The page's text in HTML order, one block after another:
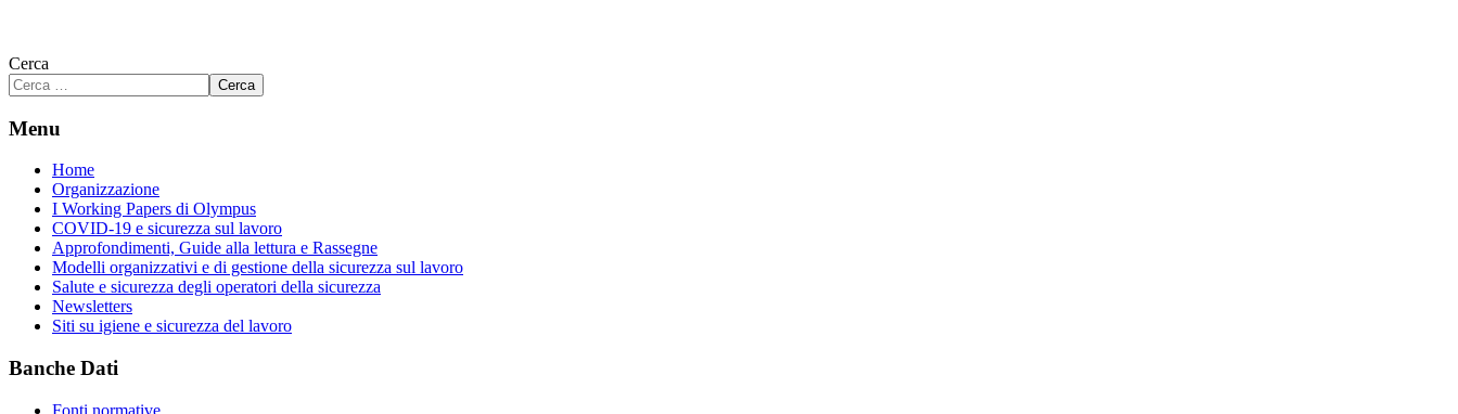
Cerca
Cerca
Menu
Home
Organizzazione
I Working Papers di Olympus
COVID-19 e sicurezza sul lavoro
Approfondimenti, Guide alla lettura e Rassegne
Modelli organizzativi e di gestione della sicurezza sul lavoro
Salute e sicurezza degli operatori della sicurezza
Newsletters
Siti su igiene e sicurezza del lavoro
Banche Dati
Fonti normative